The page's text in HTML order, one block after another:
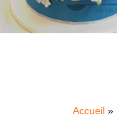
Accueil »